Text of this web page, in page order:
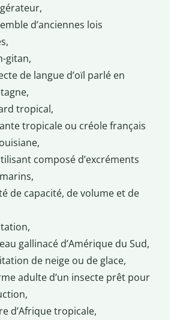
d’anciennes lois
gitan,
de langue d’oïl parlé en
tropical,
tropicale ou créole français
composé d’excréments
de capacité, de volume et de
gallinacé d’Amérique du Sud,
de neige ou de glace,
adulte d’un insecte prêt pour
d’Afrique tropicale,